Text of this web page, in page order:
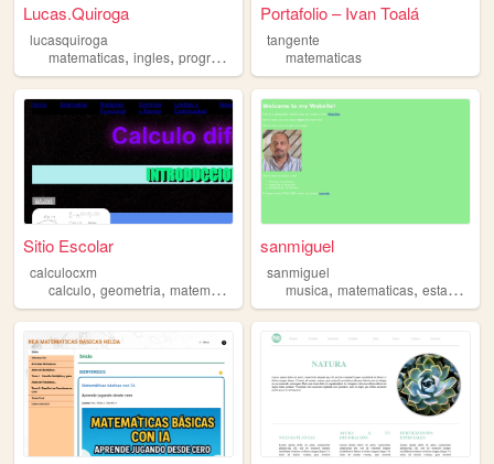
Lucas.Quiroga
lucasquiroga
matematicas, ingles, programacion
Portafolio – Ivan Toalá
tangente
matematicas
Sitio Escolar
calculocxm
calculo, geometria, matematicas
sanmiguel
sanmiguel
musica,matematicas,estadistica